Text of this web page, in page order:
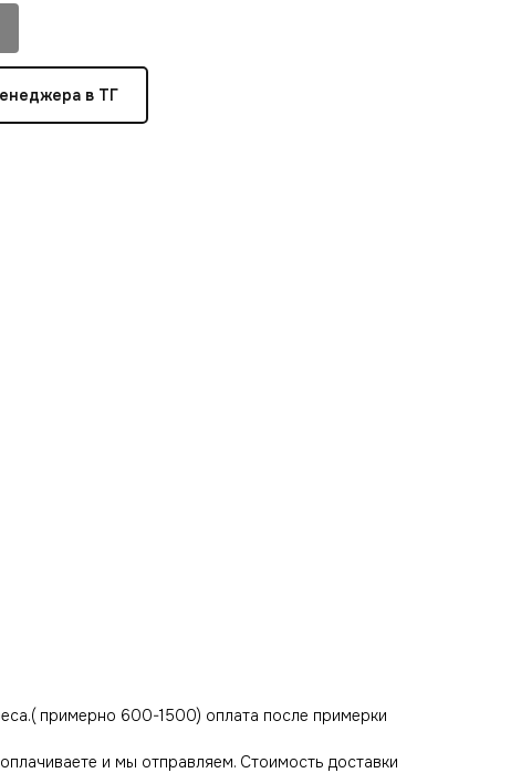
в ТГ
примерно 600-1500) оплата после примерки
и мы отправляем. Стоимость доставки